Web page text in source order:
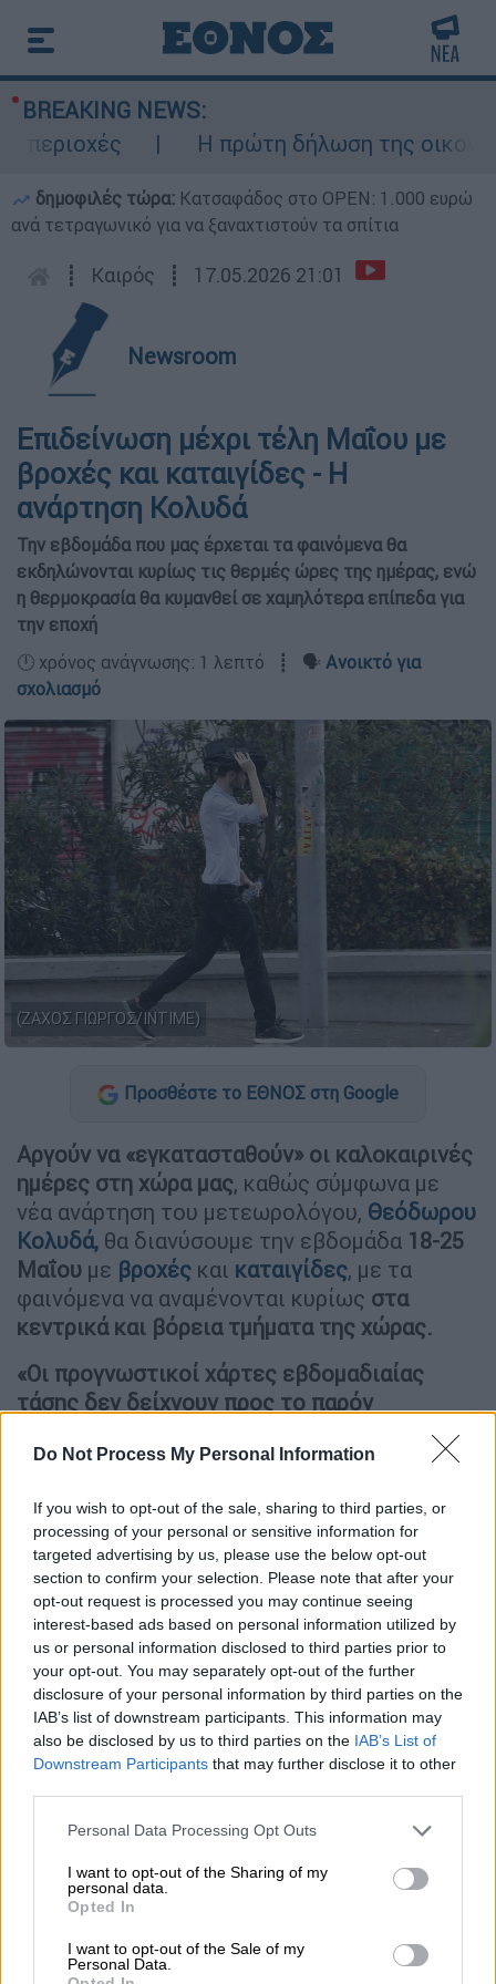
Do Not Process My Personal Information
If you wish to opt-out of the sale, sharing to third parties, or
processing of your personal or sensitive information for
targeted advertising by us, please use the below opt-out
section to confirm your selection. Please note that after your
opt-out request is processed you may continue seeing
interest-based ads based on personal information utilized by
us or personal information disclosed to third parties prior to
your opt-out. You may separately opt-out of the further
disclosure of your personal information by third parties on the
IAB’s list of downstream participants. This information may
also be disclosed by us to third parties on the IAB’s List of
Downstream Participants that may further disclose it to other
Please note that this website/app uses one or more Google
not limited to your visit or usage behaviour. You may click to
grant or deny consent to Google and its third-party tags to
use your data for below specified purposes in below Google
consent section.
Personal Data Processing Opt Outs
I want to opt-out of the Sharing of my
personal data.
Opted In
I want to opt-out of the Sale of my
Personal Data.
BREAKING NEWS:
Η πρώτη δήλωση της
δημοφιλές τώρα: Κατσαφάδος στο OPEN: 1.000 ευρώ
ανά τετραγωνικό για να ξαναχτιστούν τα σπίτια
┋ Καιρός ┋ 17.05.2026 21:01
Newsroom
Επιδείνωση μέχρι τέλη Μαΐου με
βροχές και καταιγίδες - Η
ανάρτηση Κολυδά
Την εβδομάδα που μας έρχεται τα φαινόμενα θα
εκδηλώνονται κυρίως τις θερμές ώρες της ημέρας, ενώ
η θερμοκρασία θα κυμανθεί σε χαμηλότερα επίπεδα για
την εποχή
🕛 χρόνος ανάγνωσης: 1 λεπτό ┋ 🗣️ Ανοικτό για
σχολιασμό
(ΖΑΧΟΣ ΓΙΩΡΓΟΣ/INTIME)
Προσθέστε το ΕΘΝΟΣ στη Google
Αργούν να «εγκατασταθούν» οι καλοκαιρινές
ημέρες στη χώρα μας, καθώς σύμφωνα με
νέα ανάρτηση του μετεωρολόγου, Θεόδωρου
Κολυδά, θα διανύσουμε την εβδομάδα 18-25
Μαΐου με βροχές και καταιγίδες, με τα
φαινόμενα να αναμένονται κυρίως στα
κεντρικά και βόρεια τμήματα της χώρας.
«Οι προγνωστικοί χάρτες εβδομαδιαίας
τάσης δεν δείχνουν προς το παρόν
εγκατάσταση καλοκαιρινού τύπου καιρού
στη χώρα μας»αναφέρει σε νέα ανάρτησή
🎯 ΤΙ ΜΑΣ ΕΠΙΦΥΛΑΣΣΕΙ Ο ΜΑΙΟΣ ;
✅Και μόνο την εισαγωγική εικόνα
του άρθρου να δούμε
καταλαβαίνουμε τι θα περιμένουμε
τις επόμενες ημέρες. Αξίζει όμως
να αφιερώσετε πέντε λεπτά από
τον χρόνο σας για να διαβάσετε την
ανάλυση και την παρουσίαση των
προγνωστικών δεδομένων.…
pic.twitter.com/FusgGQsvy1
— Theodoros Kolydas (@KolydasT)
May 17, 2026
ΔΙΑΒΑΣΤΕ ΕΠΙΣΗΣ